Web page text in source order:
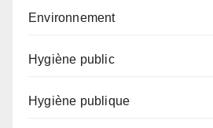
Environnement
Hygiène public
Hygiène publique